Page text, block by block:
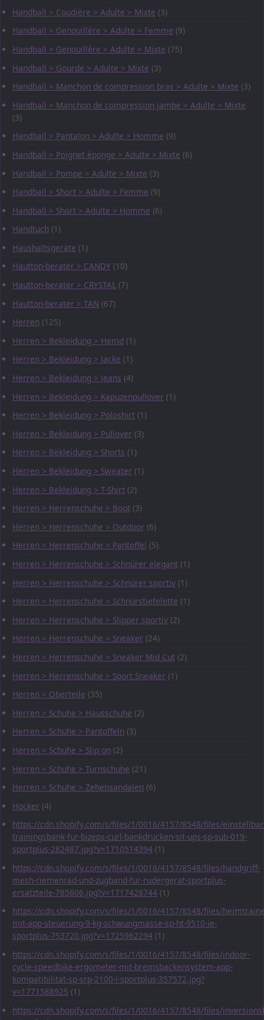
Handball > Coudière > Adulte > Mixte (3)
Handball > Genouillère > Adulte > Femme (9)
Handball > Genouillère > Adulte > Mixte (75)
Handball > Gourde > Adulte > Mixte (3)
Handball > Manchon de compression bras > Adulte > Mixte (3)
Handball > Manchon de compression jambe > Adulte > Mixte
(3)
Handball > Pantalon > Adulte > Homme (9)
Handball > Poignet éponge > Adulte > Mixte (6)
Handball > Pompe > Adulte > Mixte (3)
Handball > Short > Adulte > Femme (9)
Handball > Short > Adulte > Homme (6)
Handtuch (1)
Haushaltsgeräte (1)
Hautton-berater > CANDY (10)
Hautton-berater > CRYSTAL (7)
Hautton-berater > TAN (67)
Herren (125)
Herren > Bekleidung > Hemd (1)
Herren > Bekleidung > Jacke (1)
Herren > Bekleidung > Jeans (4)
Herren > Bekleidung > Kapuzenpullover (1)
Herren > Bekleidung > Poloshirt (1)
Herren > Bekleidung > Pullover (3)
Herren > Bekleidung > Shorts (1)
Herren > Bekleidung > Sweater (1)
Herren > Bekleidung > T-Shirt (2)
Herren > Herrenschuhe > Boot (3)
Herren > Herrenschuhe > Outdoor (6)
Herren > Herrenschuhe > Pantoffel (5)
Herren > Herrenschuhe > Schnürer elegant (1)
Herren > Herrenschuhe > Schnürer sportiv (1)
Herren > Herrenschuhe > Schnürstiefelette (1)
Herren > Herrenschuhe > Slipper sportiv (2)
Herren > Herrenschuhe > Sneaker (24)
Herren > Herrenschuhe > Sneaker Mid Cut (2)
Herren > Herrenschuhe > Sport Sneaker (1)
Herren > Oberteile (35)
Herren > Schuhe > Hausschuhe (2)
Herren > Schuhe > Pantoffeln (3)
Herren > Schuhe > Slip on (2)
Herren > Schuhe > Turnschuhe (21)
Herren > Schuhe > Zehensandalen (6)
Hocker (4)
https://cdn.shopify.com/s/files/1/0016/4157/8548/files/
trainingsbank-fur-bizeps-curl-bankdrucken-sit-ups-sp-sub-019-
sportplus-282487.jpg?v=1710514394 (1)
https://cdn.shopify.com/s/files/1/0016/4157/8548/files/handgriff-
mesh-riemenrad-und-zugband-fur-rudergerat-sportplus-
ersatzteile-785606.jpg?v=1717428744 (1)
https://cdn.shopify.com/s/files/1/0016/4157/8548/files/
mit-app-steuerung-9-kg-schwungmasse-sp-ht-9510-ie-
sportplus-753720.jpg?v=1725962294 (1)
https://cdn.shopify.com/s/files/1/0016/4157/8548/files/indoor-
cycle-speedbike-ergometer-mit-bremsbackensystem-app-
kompatibilitat-sp-srp-2100-i-sportplus-357572.jpg?
v=1771588925 (1)
https://cdn.shopify.com/s/files/1/0016/4157/8548/files/